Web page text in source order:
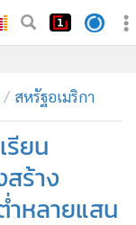
สหรัฐอเมริกา